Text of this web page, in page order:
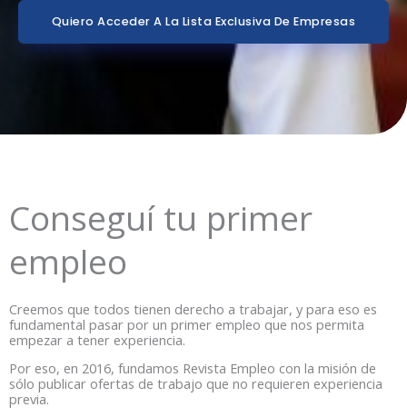
Quiero Acceder A La Lista Exclusiva De Empresas
Conseguí tu primer
empleo
Creemos que todos tienen derecho a trabajar, y para eso es
fundamental pasar por un primer empleo que nos permita
empezar a tener experiencia.
Por eso, en 2016, fundamos Revista Empleo con la misión de
sólo publicar ofertas de trabajo que no requieren experiencia
previa.